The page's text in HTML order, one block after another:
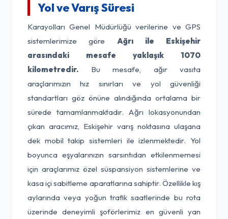
Yol ve Varış Süresi
Karayolları Genel Müdürlüğü verilerine ve GPS
sistemlerimize göre Ağrı ile Eskişehir
arasındaki mesafe yaklaşık 1070
kilometredir. Bu mesafe, ağır vasıta
araçlarımızın hız sınırları ve yol güvenliği
standartları göz önüne alındığında ortalama bir
sürede tamamlanmaktadır. Ağrı lokasyonundan
çıkan aracımız, Eskişehir varış noktasına ulaşana
dek mobil takip sistemleri ile izlenmektedir. Yol
boyunca eşyalarınızın sarsıntıdan etkilenmemesi
için araçlarımız özel süspansiyon sistemlerine ve
kasa içi sabitleme aparatlarına sahiptir. Özellikle kış
aylarında veya yoğun trafik saatlerinde bu rota
üzerinde deneyimli şoförlerimiz en güvenli yan